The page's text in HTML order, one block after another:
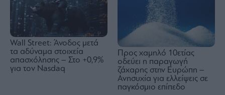
Wall Street: Άνοδος μετά
τα αδύναμα στοιχεία
απασχόλησης – Στο +0,9%
για τον Nasdaq
Προς χαμηλό 10ετίας
οδεύει η παραγωγή
ζάχαρης στην Ευρώπη –
Ανησυχία για ελλείψεις σε
παγκόσμιο επίπεδο